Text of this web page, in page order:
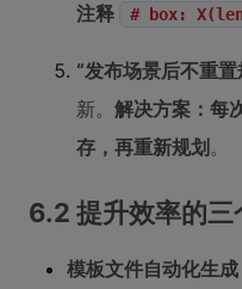
注释
# box:
“发布场景后不重
新。 解决方案：每
存，再重新规划 。
6.2 提升效率的三
模板文件自动化生成